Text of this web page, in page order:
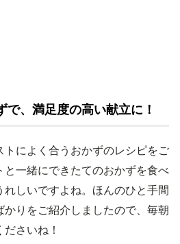
で、満足度の高い献立に！
トによく合うおかずのレシピをご
一緒にできたてのおかずを食べ
れしいですよね。ほんのひと手間
りをご紹介しましたので、毎朝
さいね！